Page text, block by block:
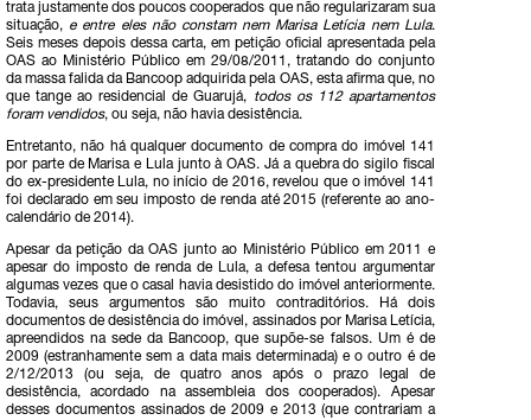
trata justamente dos poucos cooperados que não regularizaram sua
situação, e entre eles não constam nem Marisa Letícia nem Lula.
Seis meses depois dessa carta, em petição oficial apresentada pela
OAS ao Ministério Público em 29/08/2011, tratando do conjunto
da massa falida da Bancoop adquirida pela OAS, esta afirma que, no
que tange ao residencial de Guarujá, todos os 112 apartamentos
foram vendidos, ou seja, não havia desistência.
Entretanto, não há qualquer documento de compra do imóvel 141
por parte de Marisa e Lula junto à OAS. Já a quebra do sigilo fiscal
do ex-presidente Lula, no início de 2016, revelou que o imóvel 141
foi declarado em seu imposto de renda até 2015 (referente ao ano-
calendário de 2014).
Apesar da petição da OAS junto ao Ministério Público em 2011 e
apesar do imposto de renda de Lula, a defesa tentou argumentar
algumas vezes que o casal havia desistido do imóvel anteriormente.
Todavia, seus argumentos são muito contraditórios. Há dois
documentos de desistência do imóvel, assinados por Marisa Letícia,
apreendidos na sede da Bancoop, que supõe-se falsos. Um é de
2009 (estranhamente sem a data mais determinada) e o outro é de
2/12/2013 (ou seja, de quatro anos após o prazo legal de
desistência, acordado na assembleia dos cooperados). Apesar
desses documentos assinados de 2009 e 2013 (que contrariam a